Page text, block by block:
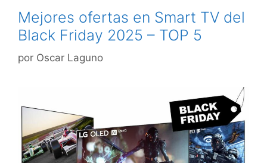
Mejores ofertas en Smart TV del
Black Friday 2025 – TOP 5
por Oscar Laguno